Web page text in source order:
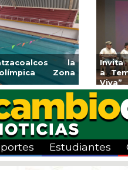
CMAS el Programa de
durante agosto
Estudiantes